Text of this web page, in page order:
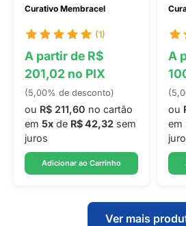
Curativo Membracel
(1)
A partir de R$
201,02 no PIX
(5,00% de desconto)
ou R$ 211,60 no cartão
em 5x de R$ 42,32 sem
juros
Adicionar ao Carrinho
A
ou
em
Ver mais